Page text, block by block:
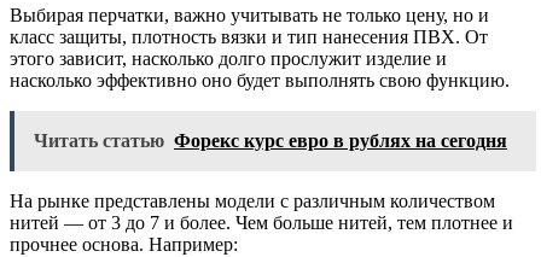
Выбирая перчатки, важно учитывать не только цену, но и
класс защиты, плотность вязки и тип нанесения ПВХ. От
этого зависит, насколько долго прослужит изделие и
насколько эффективно оно будет выполнять свою функцию.
Читать статью Форекс курс евро в рублях на сегодня
На рынке представлены модели с различным количеством
нитей — от 3 до 7 и более. Чем больше нитей, тем плотнее и
прочнее основа. Например: